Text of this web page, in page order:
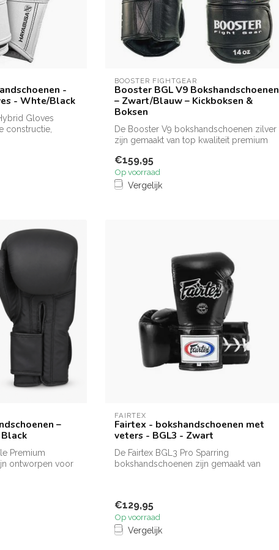
-
- Whte/Black
Gloves
constructie,
BOOSTER FIGHTGEAR
Booster BGL V9 Bokshandschoenen
– Zwart/Blauw – Kickboksen &
Boksen
De Booster V9 bokshandschoenen zilver
zijn gemaakt van top kwaliteit premium
€159,95
Op voorraad
Vergelijk
–
Black
Premium
ontworpen voor
FAIRTEX
Fairtex - bokshandschoenen met
veters - BGL3 - Zwart
De Fairtex BGL3 Pro Sparring
bokshandschoenen zijn gemaakt van
€129,95
Op voorraad
Vergelijk